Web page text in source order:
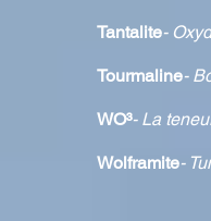
Tantalite-
Tourmaline-
WO³- La
Wolframite-